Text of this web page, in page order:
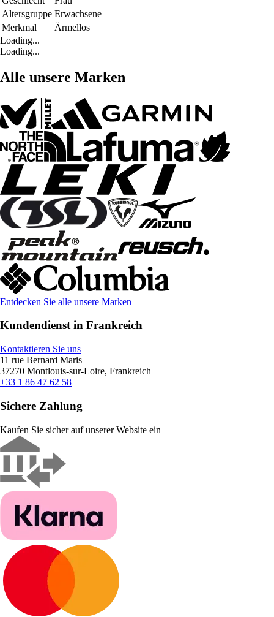
Altersgruppe Erwachsene
Merkmal
Ärmellos
Loading...
Loading...
Alle unsere Marken
Entdecken Sie alle unsere Marken
Kundendienst in Frankreich
Kontaktieren Sie uns
11 rue Bernard Maris
37270 Montlouis-sur-Loire, Frankreich
+33 1 86 47 62 58
Sichere Zahlung
Kaufen Sie sicher auf unserer Website ein